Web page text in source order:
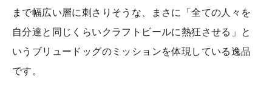
まで幅広い層に刺さりそうな、まさに「全ての人々を
自分達と同じくらいクラフトビールに熱狂させる」と
いうブリュードッグのミッションを体現している逸品
です。